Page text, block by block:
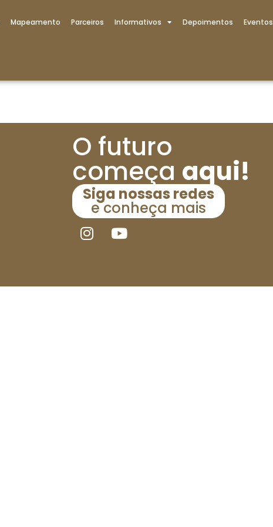
Mapeamento Parceiros Informativos Depoimentos Eventos
O futuro
começa aqui!
Siga nossas redes
e conheça mais